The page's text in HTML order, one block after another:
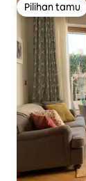
Pilihan tamu
Pilihan tamu